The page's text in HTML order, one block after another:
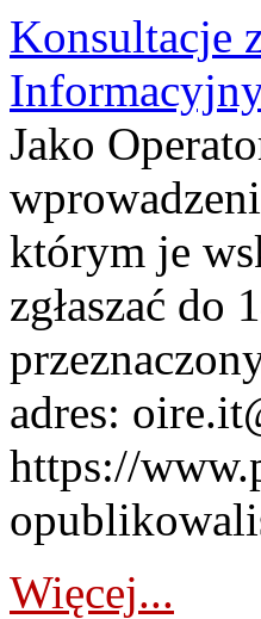
Konsultacje
Jako
którym je
zgłaszać do
adres:
https://
Więcej...